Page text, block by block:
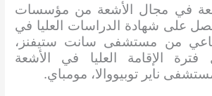
في مجال الأشعة من مؤسسات
على شهادة الدراسات العليا في
من مستشفى سانت ستيفنز،
فترة الإقامة العليا في الأشعة
ناير توبيووالا، مومباي.